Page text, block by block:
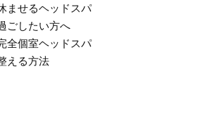
ませるヘッドスパ
ごしたい方へ
全個室ヘッドスパ
える方法